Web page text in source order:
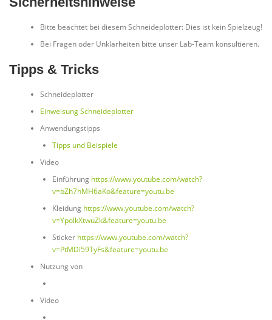
Bitte beachtet bei diesem Schneideplotter: Dies ist kein Spielzeug!
Bei Fragen oder Unklarheiten bitte unser Lab-Team konsultieren.
Tipps & Tricks
Schneideplotter
Einweisung Schneideplotter
Anwendungstipps
Tipps und Beispiele
Video
Einführung https://www.youtube.com/watch?
v=bZh7hMH6aKo&feature=youtu.be
Kleidung https://www.youtube.com/watch?
v=YpolkXtwuZk&feature=youtu.be
Sticker https://www.youtube.com/watch?
v=PtMDi59TyFs&feature=youtu.be
Nutzung von
Video